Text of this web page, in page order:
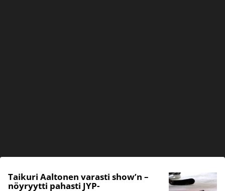
Taikuri Aaltonen varasti show’n –
nöyryytti pahasti JYP-